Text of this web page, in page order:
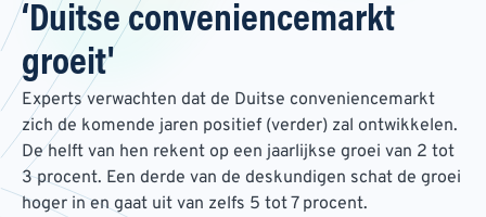
‘Duitse conveniencemarkt
groeit'
Experts verwachten dat de Duitse conveniencemarkt
zich de komende jaren positief (verder) zal ontwikkelen.
De helft van hen rekent op een jaarlijkse groei van 2 tot
3 procent. Een derde van de deskundigen schat de groei
hoger in en gaat uit van zelfs 5 tot 7 procent.